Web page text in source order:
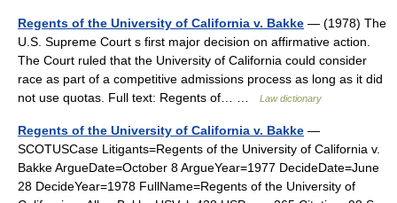
Regents of the University of California v. Bakke — (1978) The
U.S. Supreme Court s first major decision on affirmative action.
The Court ruled that the University of California could consider
race as part of a competitive admissions process as long as it did
not use quotas. Full text: Regents of… …
Law dictionary
Regents of the University of California v. Bakke —
SCOTUSCase Litigants=Regents of the University of California v.
Bakke ArgueDate=October 8 ArgueYear=1977 DecideDate=June
28 DecideYear=1978 FullName=Regents of the University of